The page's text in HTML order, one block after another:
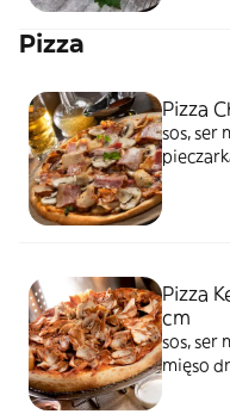
Pizza
Pizza
sos, ser
Pizza
cm
sos, ser
mięso